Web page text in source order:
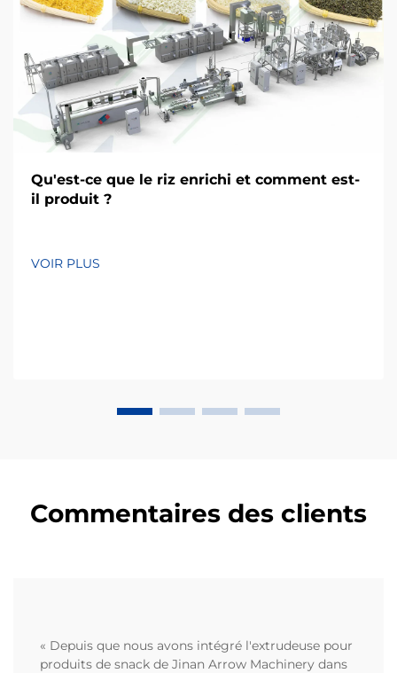
Qu'est-ce que le riz enrichi et comment est-
il produit ?
VOIR PLUS
Commentaires des clients
« Depuis que nous avons intégré l'extrudeuse pour
produits de snack de Jinan Arrow Machinery dans